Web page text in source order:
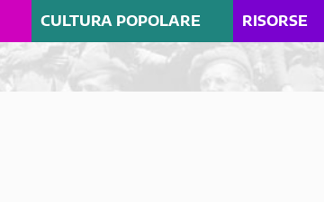
CULTURA POPOLARE RISORSE